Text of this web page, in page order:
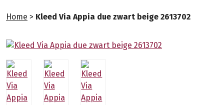
Home > Kleed Via Appia due zwart beige 2613702